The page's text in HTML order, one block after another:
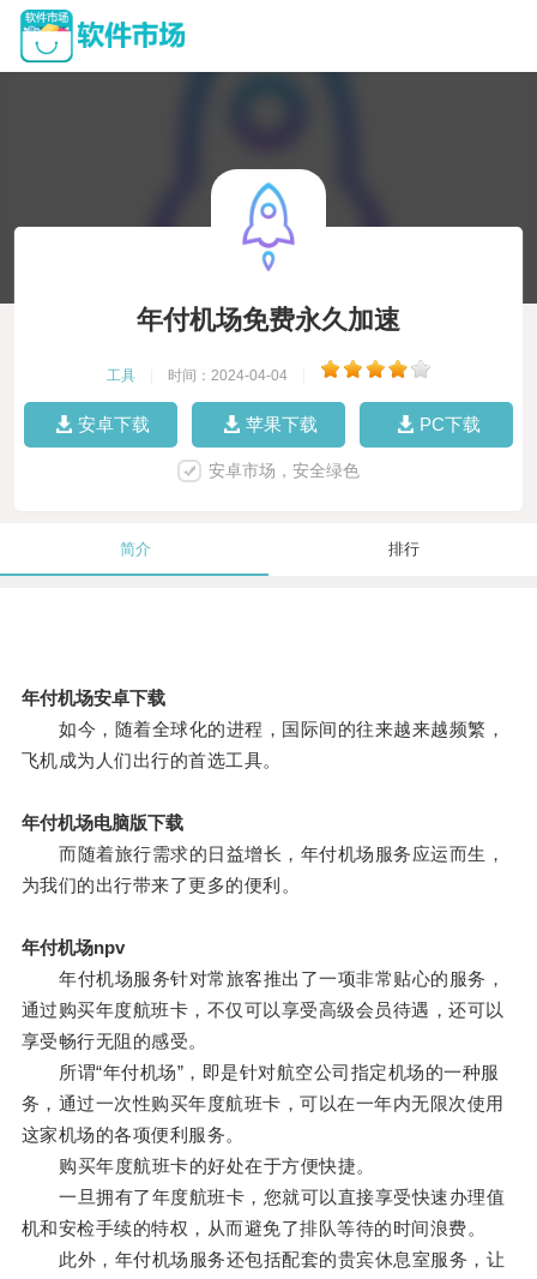
年付机场免费永久加速
工具 时间：2024-04-04
安卓下载 苹果下载 PC下载
安卓市场，安全绿色
简介 排行
年付机场安卓下载
如今，随着全球化的进程，国际间的往来越来越频繁，
飞机成为人们出行的首选工具。
年付机场电脑版下载
而随着旅行需求的日益增长，年付机场服务应运而生，
为我们的出行带来了更多的便利。
年付机场npv
年付机场服务针对常旅客推出了一项非常贴心的服务，
通过购买年度航班卡，不仅可以享受高级会员待遇，还可以
享受畅行无阻的感受。
所谓“年付机场”，即是针对航空公司指定机场的一种服
务，通过一次性购买年度航班卡，可以在一年内无限次使用
这家机场的各项便利服务。
购买年度航班卡的好处在于方便快捷。
一旦拥有了年度航班卡，您就可以直接享受快速办理值
机和安检手续的特权，从而避免了排队等待的时间浪费。
此外，年付机场服务还包括配套的贵宾休息室服务，让